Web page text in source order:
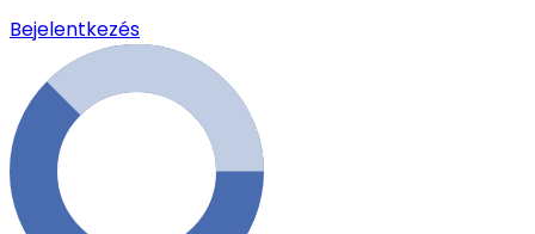
Bejelentkezés